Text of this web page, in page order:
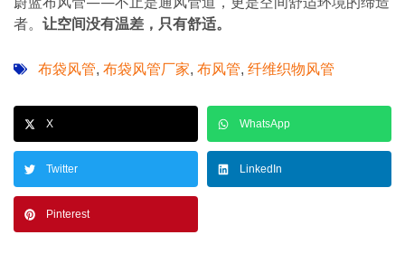
者。 让空间没有温差，只有舒适。
布袋风管, 布袋风管厂家, 布风管, 纤维织物风管
X WhatsApp
Twitter LinkedIn
Pinterest